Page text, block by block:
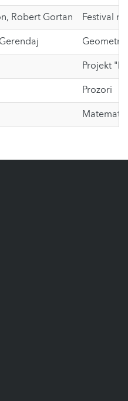
, Robert Gortan Festival
Projekt
Prozori